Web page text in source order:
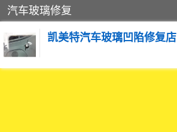
汽车玻璃修复
凯美特汽车玻璃凹陷修复店